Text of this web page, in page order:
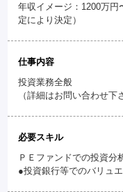
年収イメージ：1200万円
定により決定）
仕事内容
投資業務全般
（詳細はお問い合わせ下
必要スキル
ＰＥファンドでの投資分
●投資銀行等でのバリュ